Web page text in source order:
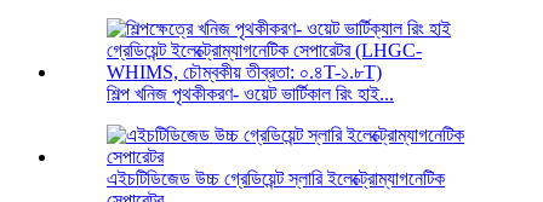
শিল্প খনিজ পৃথকীকরণ- ওয়েট ভার্টিকাল রিং হাই...
এইচটিডিজেড উচ্চ গ্রেডিয়েন্ট স্লারি ইলেক্ট্রোম্যাগনেটিক